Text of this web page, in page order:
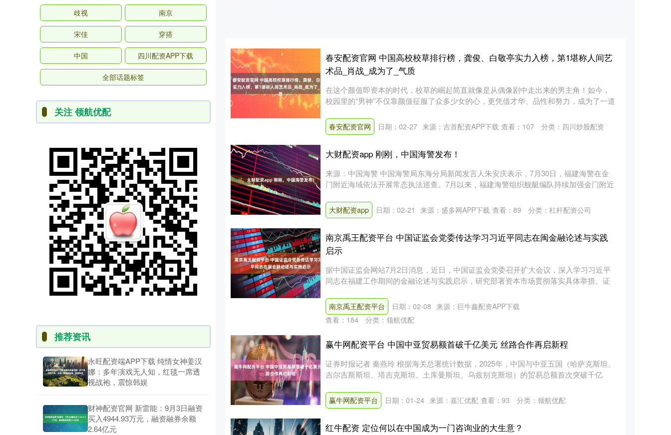
春安配资官网 中国高校校草排行榜，龚俊、白敬亭实力入榜，第1堪称人间艺
术品_肖战_成为了_气质
在这个颜值即资本的时代，校草的崛起简直就像是从偶像剧中走出来的男主角！如今，
校园里的“男神”不仅靠颜值征服了众多少女的心，更凭借才华、品性和努力，成为了一道
春安配资官网 日期：02-27 来源：吉首配资APP下载 查看： 107 分类： 四川炒股配资
大财配资app 刚刚，中国海警发布！
来源：中国海警 中国海警局东海分局新闻发言人朱安庆表示，7月30日，福建海警在金
门附近海域依法开展常态执法巡查。7月以来，福建海警组织舰艇编队持续加强金门附近
大财配资app 日期：02-21 来源：盛多网APP下载 查看： 89 分类： 杠杆配资公司
南京禹王配资平台 中国证监会党委传达学习习近平同志在闽金融论述与实践
启示
据中国证监会网站7月2日消息，近日，中国证监会党委召开扩大会议，深入学习习近平
同志在福建工作期间的金融论述与实践启示，研究部署资本市场贯彻落实具体举措。证
南京禹王配资平台 日期：02-08 来源：巨牛鑫配资APP下载
查看： 184 分类： 领航优配
赢牛网配资平台 中国中亚贸易额首破千亿美元 丝路合作再启新程
证券时报记者 秦燕玲 根据海关总署统计数据，2025年，中国与中亚五国（哈萨克斯坦、
吉尔吉斯斯坦、塔吉克斯坦、土库曼斯坦、乌兹别克斯坦）的贸易总额首次突破千亿
赢牛网配资平台 日期：01-24 来源：嘉汇优配 查看： 93 分类： 领航优配
红牛配资 定位何以在中国成为一门咨询业的大生意？
歧视 南京
宋佳 穿搭
中国 四川配资APP下载
全部话题标签
关注 领航优配
推荐资讯
永旺配资端APP下载 纯情女神姜汉
娜：多年演戏无人知，红毯一席透
视战袍，震惊韩娱
财神配资官网 新雷能：9月3日融资
买入4944.93万元，融资融券余额
2.64亿元